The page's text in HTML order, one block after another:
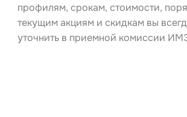
профилям, срокам, стоимости,
текущим акциям и скидкам вы
уточнить в приемной комиссии